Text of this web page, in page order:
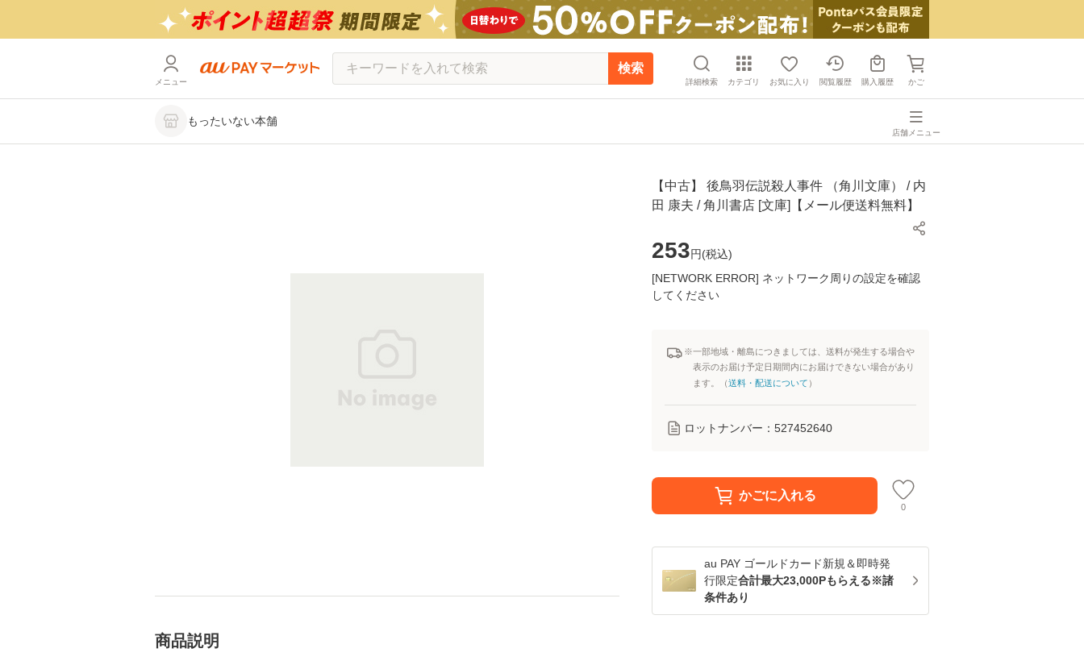
メニュー
検索
詳細検索 カテゴリ お気に入り 閲覧履歴 購入履歴 かご
もったいない本舗
店舗メニュー
【中古】 後鳥羽伝説殺人事件 （角川文庫） / 内
田 康夫 / 角川書店 [文庫]【メール便送料無料】
253円(税込)
[NETWORK ERROR] ネットワーク周りの設定を確認
してください
※一部地域・離島につきましては、送料が発生する場合や
表示のお届け予定日期間内にお届けできない場合があり
ます。（送料・配送について ）
ロットナンバー： 527452640
かごに入れる
0
au PAY ゴールドカード新規＆即時発
行限定合計最大23,000Pもらえる※諸
条件あり
商品説明